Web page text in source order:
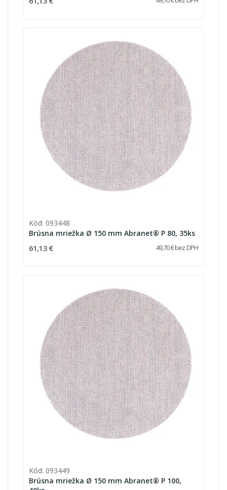
Kód: 093448
Brúsna mriežka Ø 150 mm Abranet® P 80, 35ks
61,13 € 49,70 € bez DPH
Kód: 093449
Brúsna mriežka Ø 150 mm Abranet® P 100,